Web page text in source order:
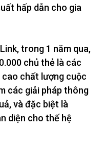
hấp dẫn cho gia
trong 1 năm qua,
chủ thẻ là các
chất lượng cuộc
các giải pháp thông
và đặc biệt là
diện cho thế hệ